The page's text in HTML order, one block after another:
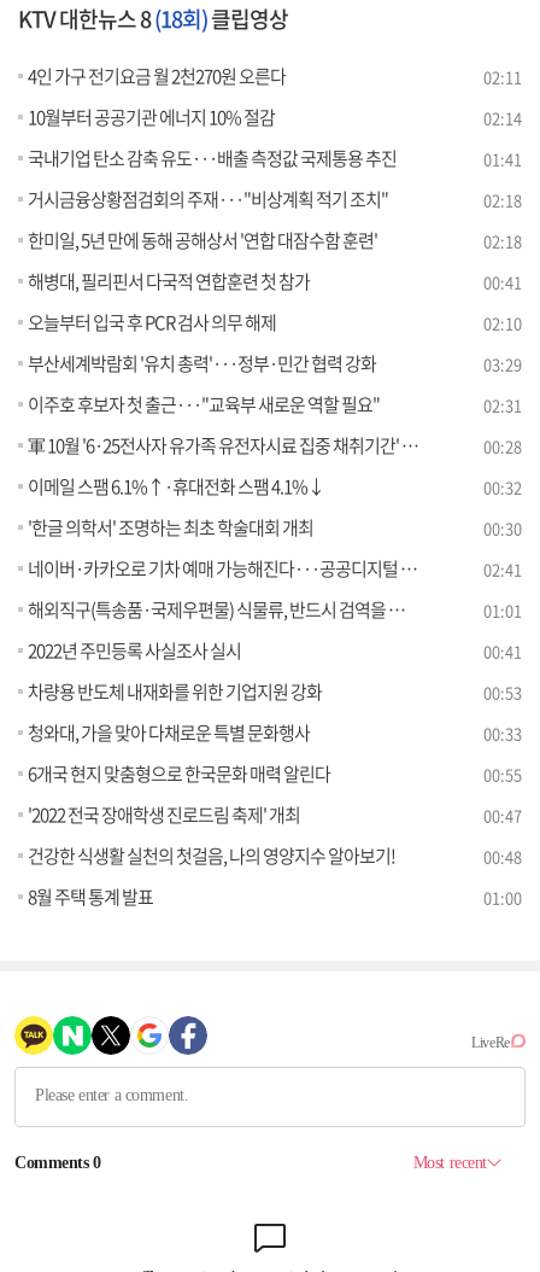
KTV 대한뉴스 8(18회)클립영상
4인 가구 전기요금 월 2천270원 오른다 02:11
10월부터 공공기관 에너지 10% 절감 02:14
국내기업 탄소 감축 유도···배출 측정값 국제통용 추진 01:41
거시금융상황점검회의 주재···"비상계획 적기 조치" 02:18
한미일, 5년 만에 동해 공해상서 '연합 대잠수함 훈련' 02:18
해병대, 필리핀서 다국적 연합훈련 첫 참가 00:41
오늘부터 입국 후 PCR 검사 의무 해제 02:10
부산세계박람회 '유치 총력'···정부·민간 협력 강화 03:29
이주호 후보자 첫 출근···"교육부 새로운 역할 필요" 02:31
軍 10월 '6·25전사자 유가족 유전자시료 집중 채취기간' 운영 00:28
이메일 스팸 6.1%↑·휴대전화 스팸 4.1%↓ 00:32
'한글 의학서' 조명하는 최초 학술대회 개최 00:30
네이버·카카오로 기차 예매 가능해진다···공공디지털 민간개방 [정책현장+] 02:41
해외직구(특송품·국제우편물) 식물류, 반드시 검역을 받아야 합니다 01:01
2022년 주민등록 사실조사 실시 00:41
차량용 반도체 내재화를 위한 기업지원 강화 00:53
청와대, 가을 맞아 다채로운 특별 문화행사 00:33
6개국 현지 맞춤형으로 한국문화 매력 알린다 00:55
'2022 전국 장애학생 진로드림 축제' 개최 00:47
건강한 식생활 실천의 첫걸음, 나의 영양지수 알아보기! 00:48
8월 주택 통계 발표 01:00